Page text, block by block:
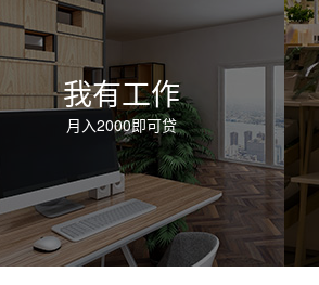
我有工作
月入2000即可贷